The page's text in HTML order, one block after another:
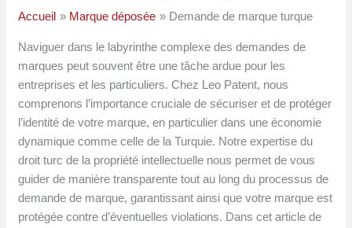
Accueil Marque déposée Demande de marque turque
Naviguer dans le labyrinthe complexe des demandes de
marques peut souvent être une tâche ardue pour les
entreprises et les particuliers. Chez Leo Patent, nous
comprenons l’importance cruciale de sécuriser et de protéger
l’identité de votre marque, en particulier dans une économie
dynamique comme celle de la Turquie. Notre expertise du
droit turc de la propriété intellectuelle nous permet de vous
guider de manière transparente tout au long du processus de
demande de marque, garantissant ainsi que votre marque est
protégée contre d’éventuelles violations. Dans cet article de